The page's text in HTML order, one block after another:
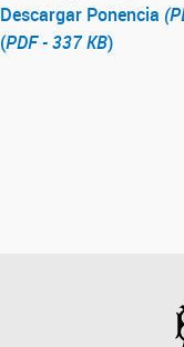
Descargar Ponencia
(PDF - 337 KB)